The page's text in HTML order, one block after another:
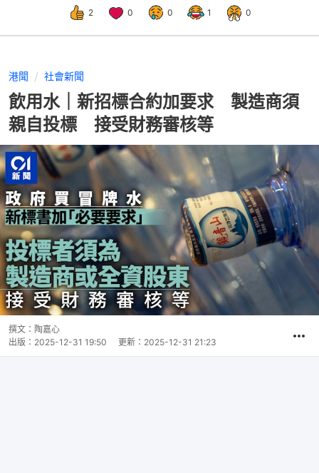
2 0 0 1 0
港聞 社會新聞
飲用水｜新招標合約加要求 製造商須
親自投標 接受財務審核等
撰文： 陶嘉心
出版： 2025-12-31 19:50 更新： 2025-12-31 21:23